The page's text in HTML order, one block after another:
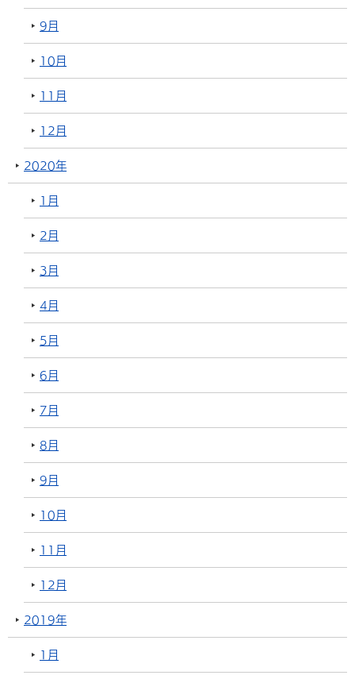
9月
10月
11月
12月
2020年
1月
2月
3月
4月
5月
6月
7月
8月
9月
10月
11月
12月
2019年
1月